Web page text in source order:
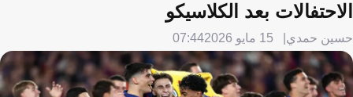
الاحتفالات بعد الكلاسيكو
حسين حمدي 15 مايو 2026 07:44